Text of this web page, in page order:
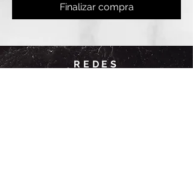
Finalizar compra
REDES